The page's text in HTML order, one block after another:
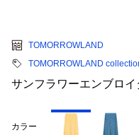
TOMORROWLAND
TOMORROWLAND
サンフラワーエンブロ
カラー